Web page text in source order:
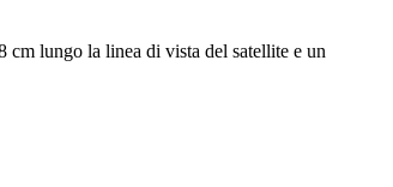
cm lungo la linea di vista del satellite e un